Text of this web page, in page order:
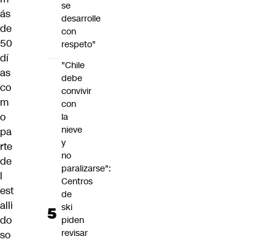
ás
de
50
dí
as
co
m
o
pa
rte
de
l
est
alli
do
so
se
desarrolle
con
respeto"
"Chile
debe
convivir
con
la
nieve
y
no
paralizarse":
Centros
de
ski
piden
revisar